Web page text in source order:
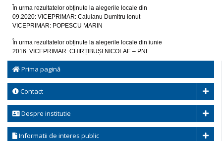
Prima pagină
Contact
Despre institutie
Informatii de interes public
În urma rezultatelor obținute la alegerile locale din
09.2020: VICEPRIMAR: Caluianu Dumitru Ionut
VICEPRIMAR: POPESCU MARIN
În urma rezultatelor obținute la alegerile locale din iunie
2016: VICEPRIMAR: CHIRȚIBUȘI NICOLAE – PNL